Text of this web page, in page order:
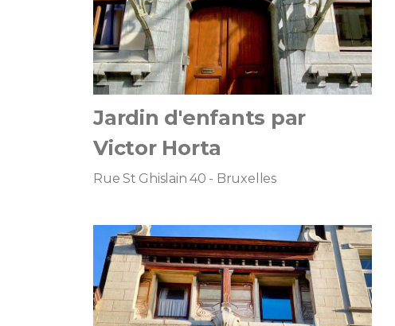
Jardin d'enfants par
Victor Horta
Rue St Ghislain 40 - Bruxelles